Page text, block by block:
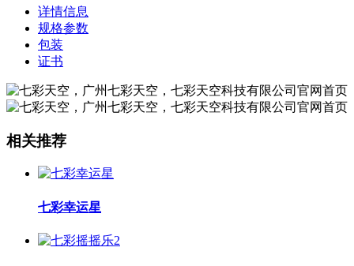
详情信息
规格参数
包装
证书
相关推荐
七彩幸运星